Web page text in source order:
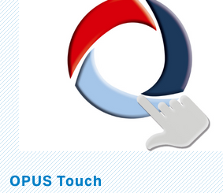
OPUS Touch